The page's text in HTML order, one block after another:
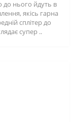
нього йдуть в
якісь гарна
сплітер до
супер ..